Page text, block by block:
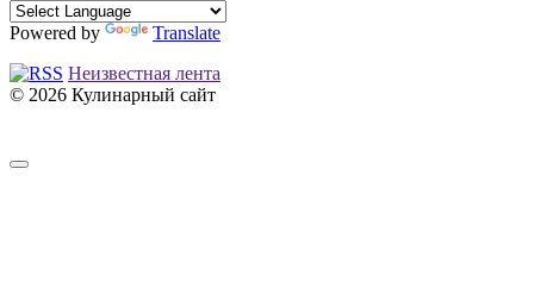
Powered by
Translate
Неизвестная лента
© 2026 Кулинарный сайт